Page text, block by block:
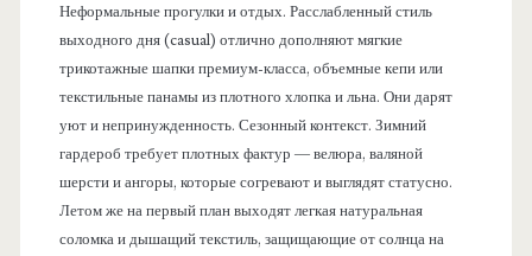
Неформальные прогулки и отдых. Расслабленный стиль
выходного дня (casual) отлично дополняют мягкие
трикотажные шапки премиум-класса, объемные кепи или
текстильные панамы из плотного хлопка и льна. Они дарят
уют и непринужденность. Сезонный контекст. Зимний
гардероб требует плотных фактур — велюра, валяной
шерсти и ангоры, которые согревают и выглядят статусно.
Летом же на первый план выходят легкая натуральная
соломка и дышащий текстиль, защищающие от солнца на